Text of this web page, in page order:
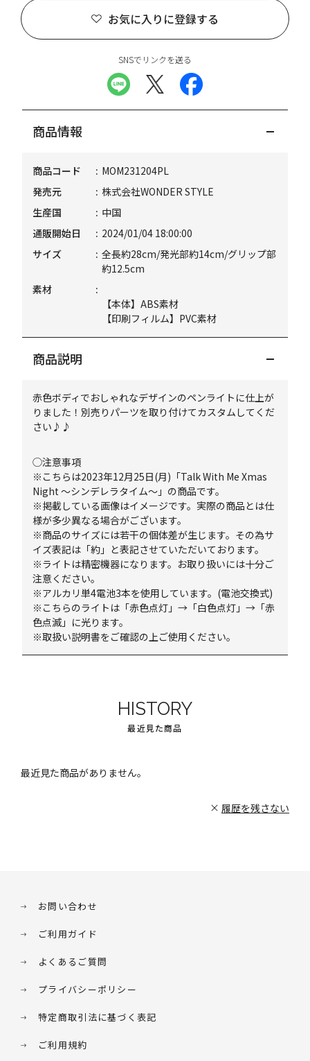
お気に入りに登録する
SNSでリンクを送る
商品情報
商品コード
MOM231204PL
発売元
株式会社WONDER STYLE
生産国
中国
通販開始日
2024/01/04 18:00:00
サイズ
全長約28cm/発光部約14cm/グリップ部
約12.5cm
素材
【本体】ABS素材
【印刷フィルム】PVC素材
商品説明
赤色ボディでおしゃれなデザインのペンライトに仕上が
りました！別売りパーツを取り付けてカスタムしてくだ
さい♪♪
◯注意事項
※こちらは2023年12月25日(月)「Talk With Me Xmas
Night ～シンデレラタイム～」の商品です。
※掲載している画像はイメージです。実際の商品とは仕
様が多少異なる場合がございます。
※商品のサイズには若干の個体差が生じます。その為サ
イズ表記は「約」と表記させていただいております。
※ライトは精密機器になります。お取り扱いには十分ご
注意ください。
※アルカリ単4電池3本を使用しています。(電池交換式)
※こちらのライトは「赤色点灯」→「白色点灯」→「赤
色点滅」に光ります。
※取扱い説明書をご確認の上ご使用ください。
HISTORY
最近見た商品
最近見た商品がありません。
履歴を残さない
お問い合わせ
ご利用ガイド
よくあるご質問
プライバシーポリシー
特定商取引法に基づく表記
ご利用規約